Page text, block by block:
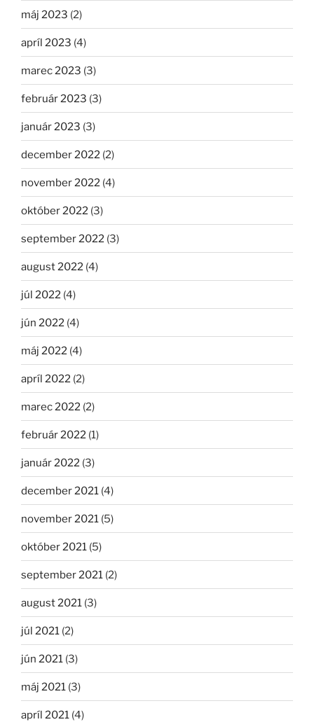
máj 2023 (2)
apríl 2023 (4)
marec 2023 (3)
február 2023 (3)
január 2023 (3)
december 2022 (2)
november 2022 (4)
október 2022 (3)
september 2022 (3)
august 2022 (4)
júl 2022 (4)
jún 2022 (4)
máj 2022 (4)
apríl 2022 (2)
marec 2022 (2)
február 2022 (1)
január 2022 (3)
december 2021 (4)
november 2021 (5)
október 2021 (5)
september 2021 (2)
august 2021 (3)
júl 2021 (2)
jún 2021 (3)
máj 2021 (3)
apríl 2021 (4)